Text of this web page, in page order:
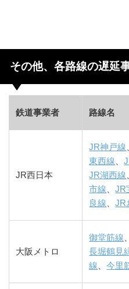
その他、各路線の遅延
鉄道事業者 路線名
JR西日本
JR神戸線
東西線、
JR湖西線
市線、JR
良線、JR
大阪メトロ
御堂筋線
長堀鶴見
線、今里